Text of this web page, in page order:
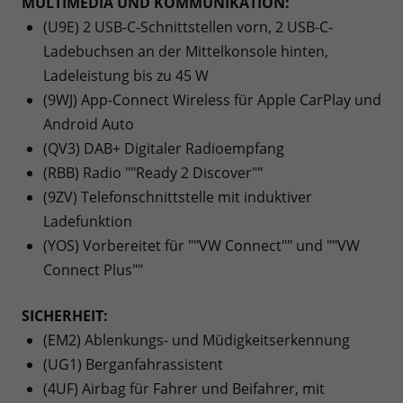
(U9E) 2 USB-C-Schnittstellen vorn, 2 USB-C-
Ladebuchsen an der Mittelkonsole hinten,
Ladeleistung bis zu 45 W
(9WJ) App-Connect Wireless für Apple CarPlay und
Android Auto
(QV3) DAB+ Digitaler Radioempfang
(RBB) Radio ""Ready 2 Discover""
(9ZV) Telefonschnittstelle mit induktiver
Ladefunktion
(YOS) Vorbereitet für ""VW Connect"" und ""VW
Connect Plus""
SICHERHEIT:
(EM2) Ablenkungs- und Müdigkeitserkennung
(UG1) Berganfahrassistent
(4UF) Airbag für Fahrer und Beifahrer, mit